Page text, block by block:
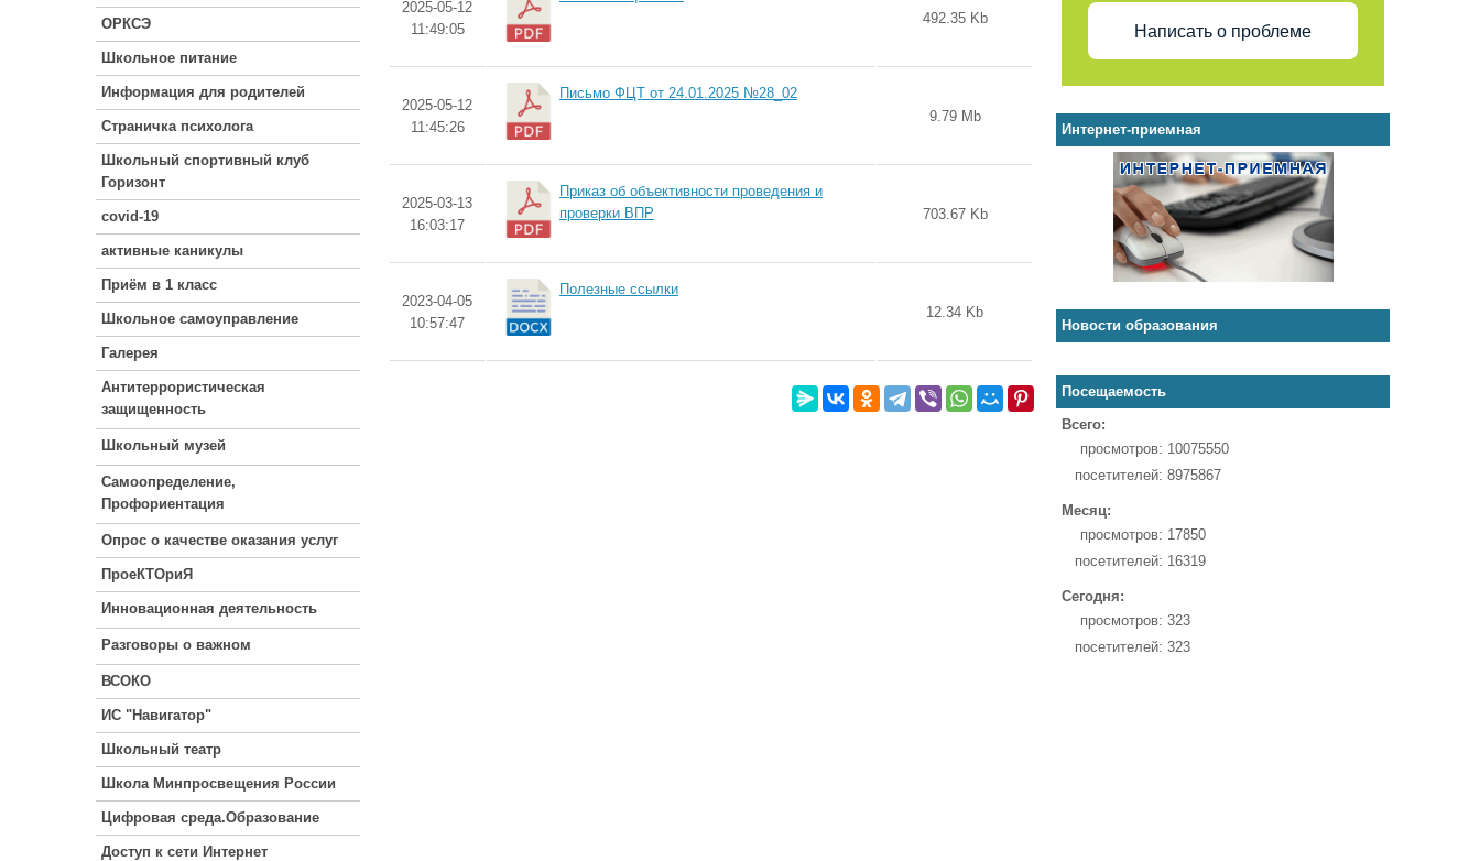
ОРКСЭ
Школьное питание
Информация для родителей
Страничка психолога
Школьный спортивный клуб
Горизонт
covid-19
активные каникулы
Приём в 1 класс
Школьное самоуправление
Галерея
Антитеррористическая
защищенность
Школьный музей
Самоопределение,
Профориентация
Опрос о качестве оказания услуг
ПроеКТОриЯ
Инновационная деятельность
Разговоры о важном
ВСОКО
ИС "Навигатор"
Школьный театр
Школа Минпросвещения России
Цифровая среда.Образование
Доступ к сети Интернет
2025-05-12
11:49:05
492.35 Kb
2025-05-12
11:45:26
Письмо ФЦТ от 24.01.2025 №28_02
9.79 Mb
2025-03-13
16:03:17
Приказ об объективности проведения и
проверки ВПР
703.67 Kb
2023-04-05
10:57:47
Полезные ссылки
12.34 Kb
Написать о проблеме
Интернет-приемная
Новости образования
Посещаемость
Всего:
просмотров: 10075550
посетителей: 8975867
Месяц:
просмотров: 17850
посетителей: 16319
Сегодня:
просмотров: 323
посетителей: 323